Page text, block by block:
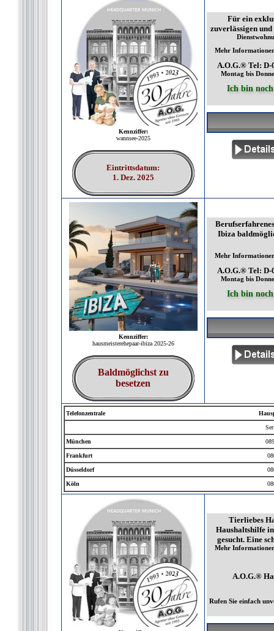
Kennziffer:
wannsee-2025
Eintrittsdatum:
1. Dez. 2025
Für ein
zuverlässigen
Mehr
A.O.G.® Tel: D-
Montag bis
Ich bin
Kennziffer:
hausmeisterehepaar-ibiza 2025-26
Baldmöglichst zu
besetzen
Ibiza
Mehr
A.O.G.® Tel: D-
Montag bis
Ich bin
Telefonzentrale
München
Frankfurt
Düsseldorf
Köln
Tierliebes
Haushaltshilfe
gesucht. Eine
Mehr
A.O.G.®
Rufen Sie einfach